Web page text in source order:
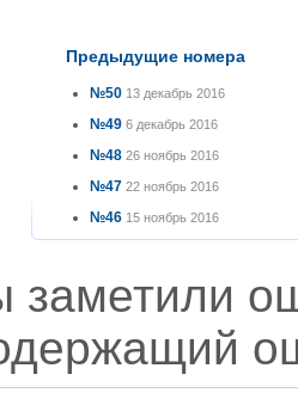
Предыдущие номера
№50 13 декабрь 2016
№49 6 декабрь 2016
№48 26 ноябрь 2016
№47 22 ноябрь 2016
№46 15 ноябрь 2016
заметили